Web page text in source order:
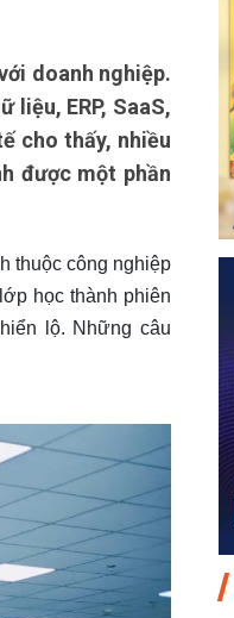
doanh nghiệp.
liệu, ERP, SaaS,
cho thấy, nhiều
được một phần
thuộc công nghiệp
học thành phiên
lộ. Những câu